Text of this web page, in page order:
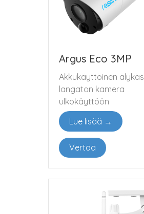
Argus Eco 3MP
Akkukäyttöinen älykäs
langaton kamera
ulkokäyttöön
Lue lisää →
Vertaa